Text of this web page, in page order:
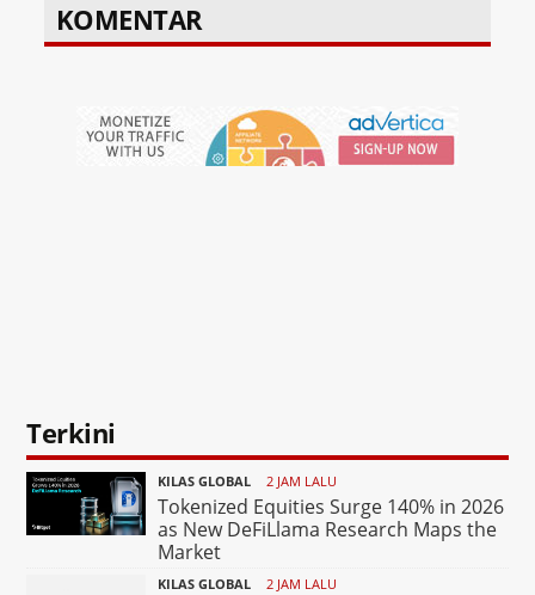
KOMENTAR
Terkini
KILAS GLOBAL 2 JAM LALU
Tokenized Equities Surge 140% in 2026
as New DeFiLlama Research Maps the
Market
KILAS GLOBAL 2 JAM LALU